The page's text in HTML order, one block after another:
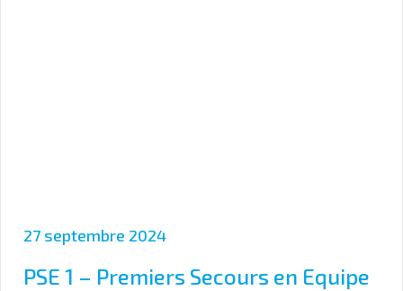
27 septembre 2024
PSE 1 – Premiers Secours en Equipe